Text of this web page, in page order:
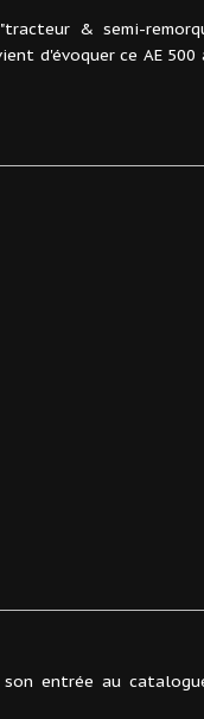
& semi-
d'évoquer ce AE
entrée au